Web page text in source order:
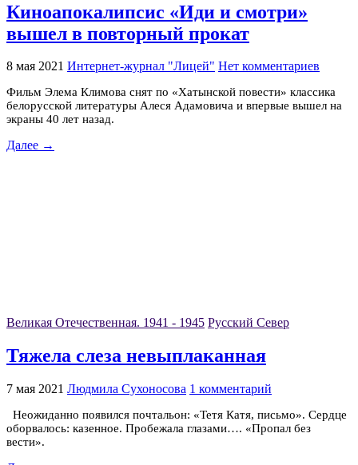
Киноапокалипсис «Иди и смотри»
вышел в повторный прокат
8 мая 2021 Интернет-журнал "Лицей" Нет комментариев
Фильм Элема Климова снят по «Хатынской повести» классика
белорусской литературы Алеся Адамовича и впервые вышел на
экраны 40 лет назад.
Далее →
Великая Отечественная. 1941 - 1945 Русский Север
Тяжела слеза невыплаканная
7 мая 2021 Людмила Сухоносова 1 комментарий
Неожиданно появился почтальон: «Тетя Катя, письмо». Сердце
оборвалось: казенное. Пробежала глазами…. «Пропал без
вести».